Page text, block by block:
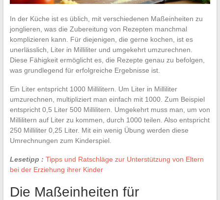
In der Küche ist es üblich, mit verschiedenen Maßeinheiten zu
jonglieren, was die Zubereitung von Rezepten manchmal
komplizieren kann. Für diejenigen, die gerne kochen, ist es
unerlässlich, Liter in Milliliter und umgekehrt umzurechnen.
Diese Fähigkeit ermöglicht es, die Rezepte genau zu befolgen,
was grundlegend für erfolgreiche Ergebnisse ist.
Ein Liter entspricht 1000 Millilitern. Um Liter in Milliliter
umzurechnen, multipliziert man einfach mit 1000. Zum Beispiel
entspricht 0,5 Liter 500 Millilitern. Umgekehrt muss man, um von
Millilitern auf Liter zu kommen, durch 1000 teilen. Also entspricht
250 Milliliter 0,25 Liter. Mit ein wenig Übung werden diese
Umrechnungen zum Kinderspiel.
Lesetipp : Tipps und Ratschläge zur Unterstützung von Eltern
bei der Erziehung ihrer Kinder
Die Maßeinheiten für